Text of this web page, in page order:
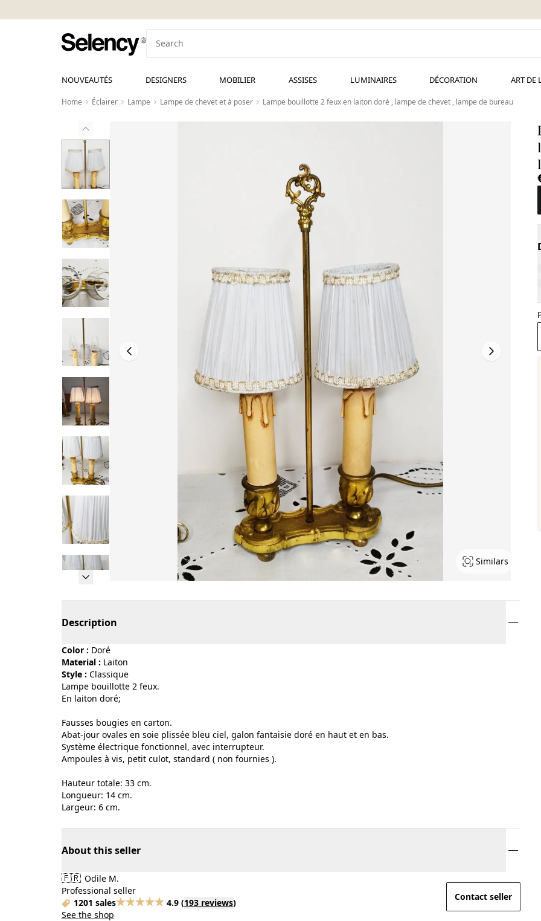
NOUVEAUTÉS DESIGNERS MOBILIER ASSISES LUMINAIRES DÉCORATION ART DE
Home Éclairer Lampe Lampe de chevet et à poser Lampe bouillotte 2 feux en laiton doré , lampe de chevet , lampe de bureau
Similars
Description
Color :
doré
Material :
laiton
Style :
classique
Lampe bouillotte 2 feux.
En laiton doré;
Fausses bougies en carton.
Abat-jour ovales en soie plissée bleu ciel, galon fantaisie doré en haut et en bas.
Système électrique fonctionnel, avec interrupteur.
Ampoules à vis, petit culot, standard ( non fournies ).
Hauteur totale: 33 cm.
Longueur: 14 cm.
Largeur: 6 cm.
About this seller
🇫🇷 Odile M.
Professional seller
1201 sales
4.9 (193 reviews)
See the shop
Contact seller